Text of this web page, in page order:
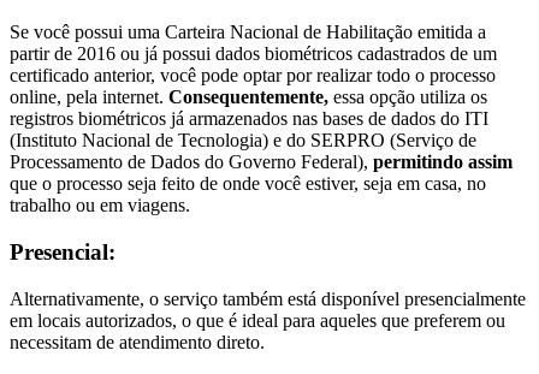
Se você possui uma Carteira Nacional de Habilitação emitida a
partir de 2016 ou já possui dados biométricos cadastrados de um
certificado anterior, você pode optar por realizar todo o processo
online, pela internet. Consequentemente, essa opção utiliza os
registros biométricos já armazenados nas bases de dados do ITI
(Instituto Nacional de Tecnologia) e do SERPRO (Serviço de
Processamento de Dados do Governo Federal), permitindo assim
que o processo seja feito de onde você estiver, seja em casa, no
trabalho ou em viagens.
Presencial:
Alternativamente, o serviço também está disponível presencialmente
em locais autorizados, o que é ideal para aqueles que preferem ou
necessitam de atendimento direto.